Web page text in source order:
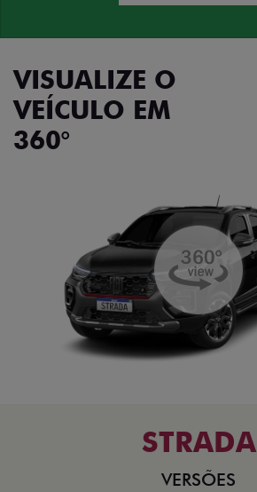
VISUALIZE O
VEÍCULO EM
360°
STRADA
VERSÕES